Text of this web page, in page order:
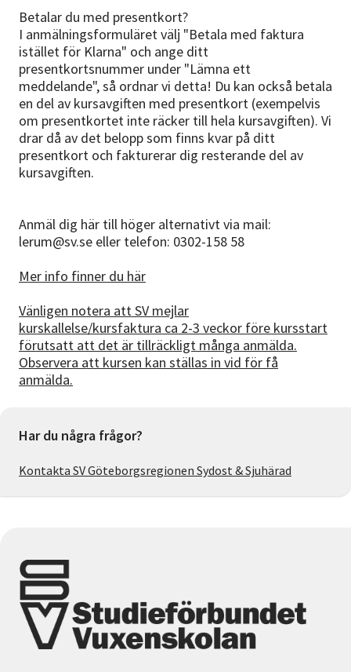
Betalar du med presentkort?
I anmälningsformuläret välj "Betala med faktura
istället för Klarna" och ange ditt
presentkortsnummer under "Lämna ett
meddelande", så ordnar vi detta! Du kan också betala
en del av kursavgiften med presentkort (exempelvis
om presentkortet inte räcker till hela kursavgiften). Vi
drar då av det belopp som finns kvar på ditt
presentkort och fakturerar dig resterande del av
kursavgiften.
Anmäl dig här till höger alternativt via mail:
lerum@sv.se eller telefon: 0302-158 58
Mer info finner du här
Vänligen notera att SV mejlar
kurskallelse/kursfaktura ca 2-3 veckor före kursstart
förutsatt att det är tillräckligt många anmälda.
Observera att kursen kan ställas in vid för få
anmälda.
Har du några frågor?
Kontakta SV Göteborgsregionen Sydost & Sjuhärad